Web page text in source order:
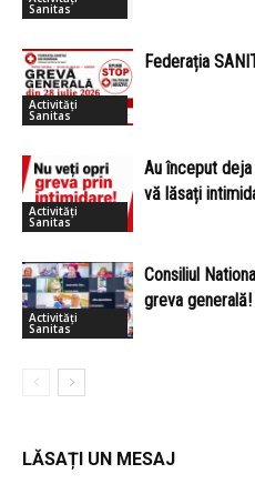
Sanitas
Activități
Sanitas
Federația
Activități
Sanitas
Au început
vă lăsați
Activități
Sanitas
Consiliul
greva generală!
LĂSAȚI UN MESAJ